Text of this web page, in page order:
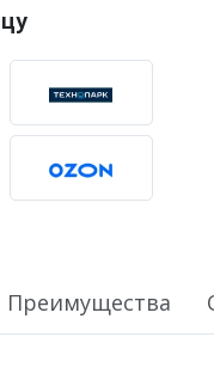
Преимущества